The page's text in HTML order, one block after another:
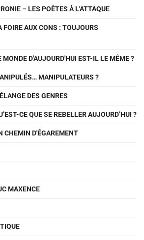
– LES POÈTES À L'ATTAQUE
FOIRE AUX CONS : TOUJOURS
MONDE D'AUJOURD'HUI EST-IL LE MÊME ?
MANIPULATEURS ?
DES GENRES
CE QUE SE REBELLER AUJOURD’HUI ?
CHEMIN D'ÉGAREMENT
MAXENCE